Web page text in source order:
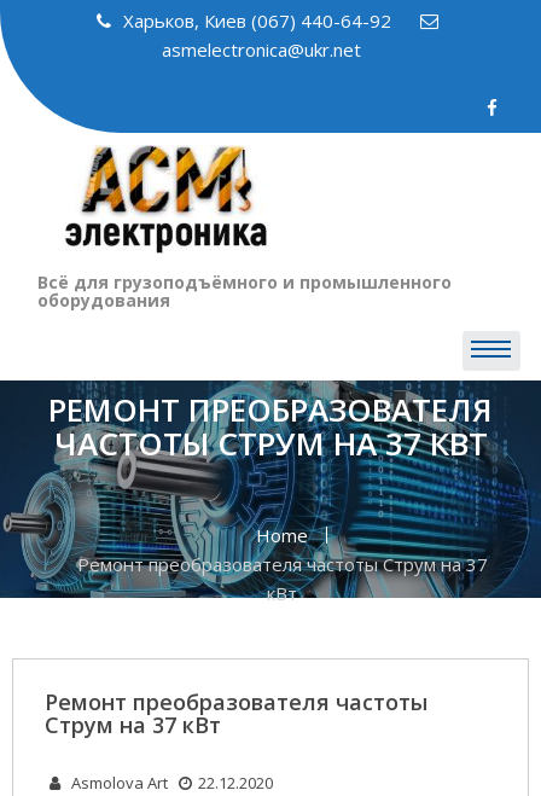
Skip
to
content
Харьков, Киев (067) 440-64-92
asmelectronica@ukr.net
Всё для грузоподъёмного и промышленного
оборудования
РЕМОНТ ПРЕОБРАЗОВАТЕЛЯ
ЧАСТОТЫ СТРУМ НА 37 КВТ
Home
Ремонт преобразователя частоты Струм на 37
кВт
Ремонт преобразователя частоты
Струм на 37 кВт
Asmolova Art 22.12.2020